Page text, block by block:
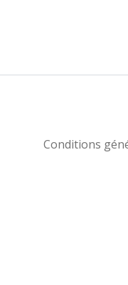
Conditions